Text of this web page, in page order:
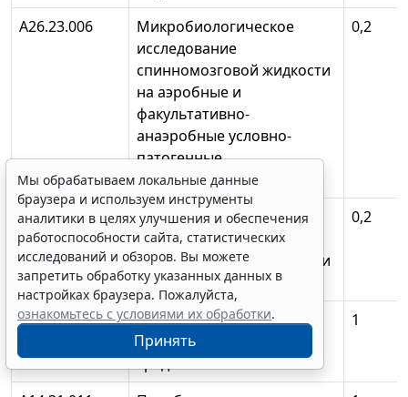
А26.23.006
Микробиологическое
исследование
спинномозговой жидкости
на аэробные и
факультативно-
анаэробные условно-
патогенные
микроорганизмы
0,2
А26.23.013
Микробиологическое
исследование
спинномозговой жидкости
на кандида (Candida spp.)
0,2
А11.02.002
Внутримышечное
введение лекарственных
средств
1
Мы обрабатываем локальные данные
браузера и используем инструменты
аналитики в целях улучшения и обеспечения
работоспособности сайта, статистических
исследований и обзоров. Вы можете
запретить обработку указанных данных в
настройках браузера. Пожалуйста,
ознакомьтесь с условиями их обработки.
Принять